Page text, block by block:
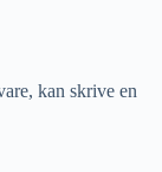
kan skrive en